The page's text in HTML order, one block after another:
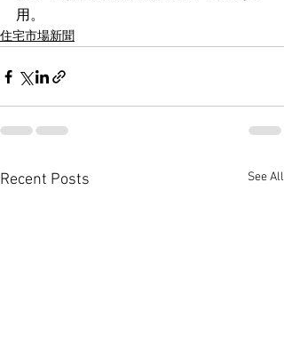
用。
住宅市場新聞
Recent Posts See All